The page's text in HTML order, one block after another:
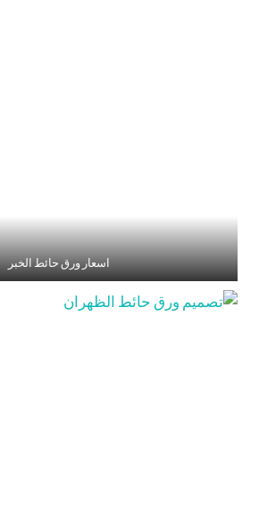
اسعار ورق حائط الخبر